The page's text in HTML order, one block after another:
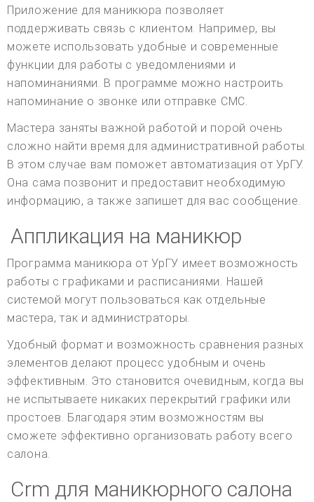
Приложение для маникюра позволяет
поддерживать связь с клиентом. Например, вы
можете использовать удобные и современные
функции для работы с уведомлениями и
напоминаниями. В программе можно настроить
напоминание о звонке или отправке СМС.
Мастера заняты важной работой и порой очень
сложно найти время для административной работы.
В этом случае вам поможет автоматизация от УрГУ.
Она сама позвонит и предоставит необходимую
информацию, а также запишет для вас сообщение.
Аппликация на маникюр
Программа маникюра от УрГУ имеет возможность
работы с графиками и расписаниями. Нашей
системой могут пользоваться как отдельные
мастера, так и администраторы.
Удобный формат и возможность сравнения разных
элементов делают процесс удобным и очень
эффективным. Это становится очевидным, когда вы
не испытываете никаких перекрытий графики или
простоев. Благодаря этим возможностям вы
сможете эффективно организовать работу всего
салона.
Crm для маникюрного салона